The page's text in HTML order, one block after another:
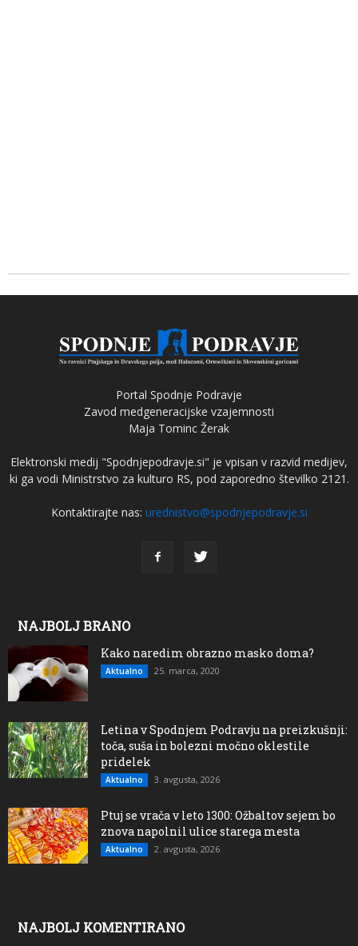
Portal Spodnje Podravje
Zavod medgeneracijske vzajemnosti
Maja Tominc Žerak
Elektronski medij "Spodnjepodravje.si" je vpisan v razvid medijev,
ki ga vodi Ministrstvo za kulturo RS, pod zaporedno številko 2121.
Kontaktirajte nas: urednistvo@spodnjepodravje.si
NAJBOLJ BRANO
Kako naredim obrazno masko doma?
Aktualno 25. marca, 2020
Letina v Spodnjem Podravju na preizkušnji:
toča, suša in bolezni močno oklestile
pridelek
Aktualno 3. avgusta, 2026
Ptuj se vrača v leto 1300: Ožbaltov sejem bo
znova napolnil ulice starega mesta
Aktualno 2. avgusta, 2026
NAJBOLJ KOMENTIRANO